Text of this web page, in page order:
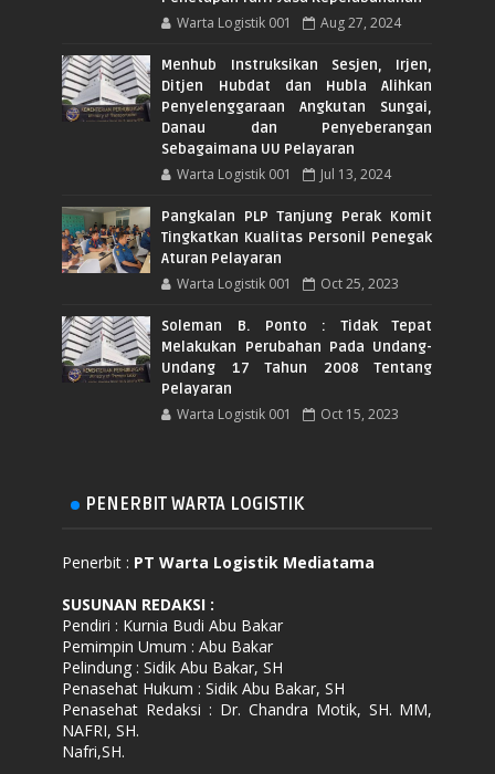
Warta Logistik 001 Aug 27, 2024
Menhub Instruksikan Sesjen, Irjen,
Ditjen Hubdat dan Hubla Alihkan
Penyelenggaraan Angkutan Sungai,
Danau dan Penyeberangan
Sebagaimana UU Pelayaran
Warta Logistik 001 Jul 13, 2024
Pangkalan PLP Tanjung Perak Komit
Tingkatkan Kualitas Personil Penegak
Aturan Pelayaran
Warta Logistik 001 Oct 25, 2023
Soleman B. Ponto : Tidak Tepat
Melakukan Perubahan Pada Undang-
Undang 17 Tahun 2008 Tentang
Pelayaran
Warta Logistik 001 Oct 15, 2023
PENERBIT WARTA LOGISTIK
Penerbit : PT Warta Logistik Mediatama
SUSUNAN REDAKSI :
Pendiri : Kurnia Budi Abu Bakar
Pemimpin Umum : Abu Bakar
Pelindung : Sidik Abu Bakar, SH
Penasehat Hukum : Sidik Abu Bakar, SH
Penasehat Redaksi : Dr. Chandra Motik, SH. MM,
NAFRI, SH.
Nafri,SH.